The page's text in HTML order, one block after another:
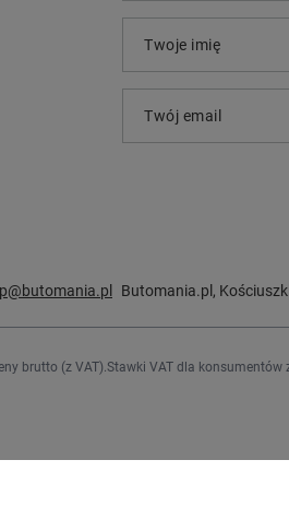
Twoje imię
Twój email
Butomania.pl ,
brutto (z VAT). Stawki VAT dla konsumentów